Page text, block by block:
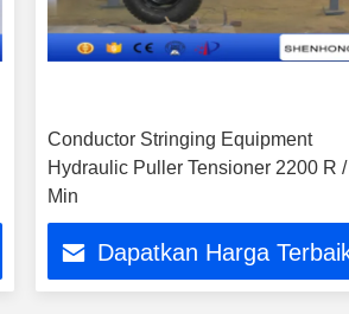
Conductor Stringing Equipment
Hydraulic Puller Tensioner 2200 R /
Min
Dapatkan Harga